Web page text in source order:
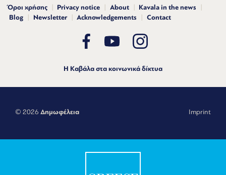
Όροι χρήσης Privacy notice About
Kavala in the news
Blog
Newsletter Acknowledgements Contact
Η Καβάλα στα κοινωνικά δίκτυα
© 2026 Δημωφέλεια Imprint